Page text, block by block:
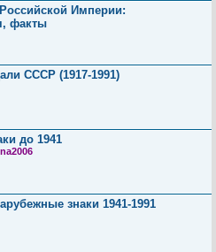
Империи:
факты
СССР (1917-1991)
до 1941
знаки 1941-1991